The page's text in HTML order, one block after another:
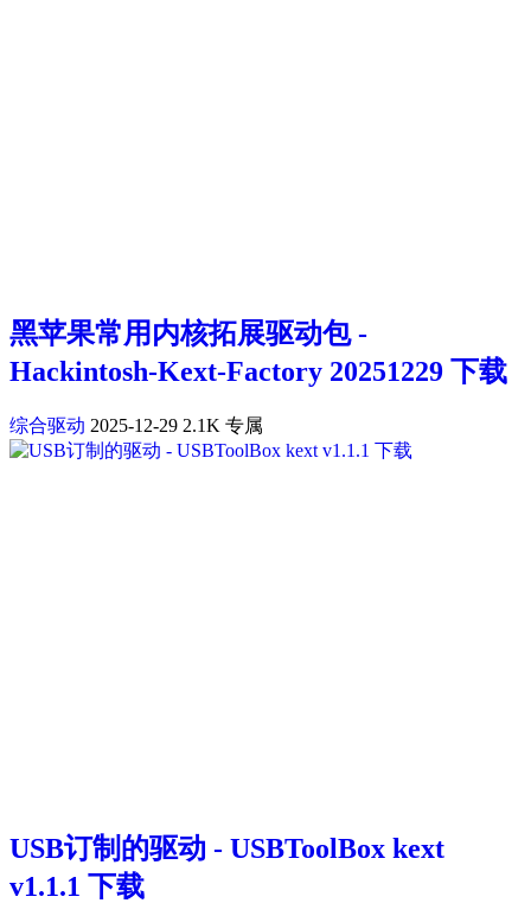
黑苹果常用内核拓展驱动包 -
Hackintosh-Kext-Factory 20251229 下载
综合驱动 2025-12-29 2.1K 专属
USB订制的驱动 - USBToolBox kext
v1.1.1 下载